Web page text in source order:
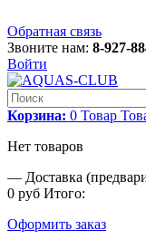
Обратная связь
Звоните нам: 8-927-
Войти
Корзина: 0 Товар
Нет товаров
— Доставка
0 руб Итого:
Оформить заказ